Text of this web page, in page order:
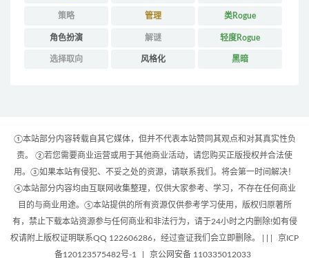
策略 管理 类Rogue
角色扮演 解谜 轻度Rogue
选择取向 风格化 黑暗
①本站部分内容转载自其它媒体，但并不代表本站赞同其观点和对其真实性负
责。 ②若您需要商业运营或用于其他商业活动，请您购买正版授权并合法使
用。③如果本站有侵犯、不妥之处的资源，请联系我们。将会第一时间解决！
④本站部分内容均由互联网收集整理，仅供大家参考、学习，不存在任何商业
目的与商业用途。⑤本站提供的所有资源仅供参考学习使用，版权归原著所
有，禁止下载本站资源参与任何商业和非法行为，请于24小时之内删除!如有侵
权请附上版权证明联系QQ 122606286，经过查证我们会立即删除。 | |
京ICP
备120123575482号-1
京公网安备 110335012033